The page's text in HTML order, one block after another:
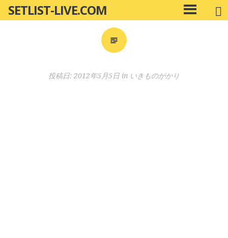
ン
SETLIST-LIVE.COM
メ
イ
投稿日: 2012年5月5日 in いきものがかり